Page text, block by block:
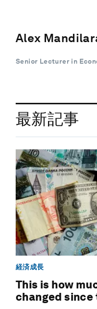
Alex
Senior Lecturer in
最新記事
経済成長
This is how
changed